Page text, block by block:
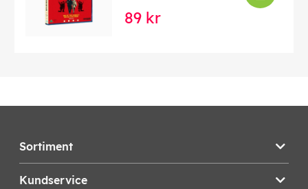
89 kr
Sortiment
Kundservice